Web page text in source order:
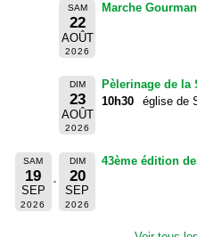
SAM
22
AOÛT
2026
Marche
DIM
23
AOÛT
2026
Pèlerinage de la
10h30
église de
SAM
19
SEP
2026
DIM
20
SEP
2026
43ème édition